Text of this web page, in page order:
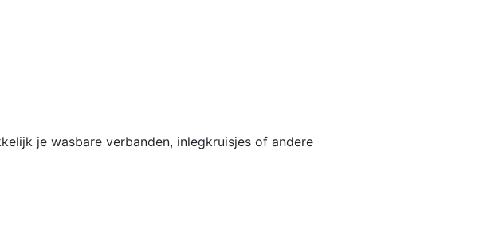
je wasbare verbanden, inlegkruisjes of andere